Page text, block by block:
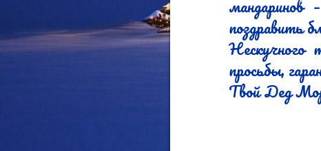
поздравить
просьбы,
Твой Дед